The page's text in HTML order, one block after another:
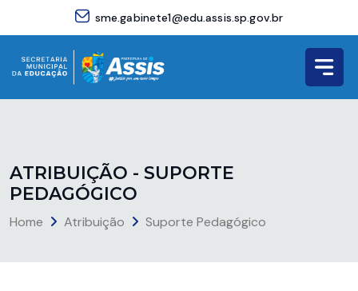
sme.gabinete1@edu.assis.sp.gov.br
ATRIBUIÇÃO - SUPORTE
PEDAGÓGICO
Home Atribuição Suporte Pedagógico